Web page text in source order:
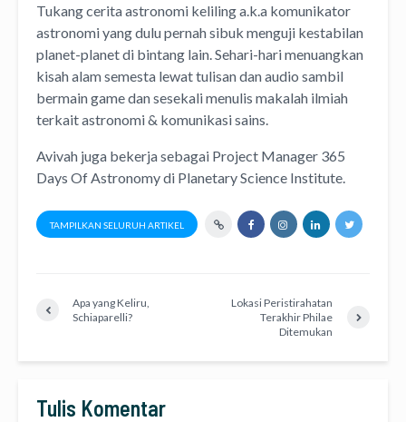
Tukang cerita astronomi kelilinga.k.a komunikator
astronomiyang dulu pernah sibuk menguji kestabilan
planet-planet di bintang lain. Sehari-hari menuangkan
kisah alam semesta lewattulisandanaudio sambil
bermain game dan sesekali menulis makalah ilmiah
terkait astronomi & komunikasi sains.
Avivah juga bekerja sebagai Project Manager 365
Days Of Astronomydi Planetary Science Institute.
TAMPILKAN SELURUH ARTIKEL
Apa yang Keliru,
Schiaparelli?
Lokasi Peristirahatan
Terakhir Philae
Ditemukan
Tulis Komentar